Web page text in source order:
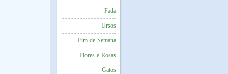
Fada
Ursos
Fim-de-Semana
Flores-e-Rosas
Gatos